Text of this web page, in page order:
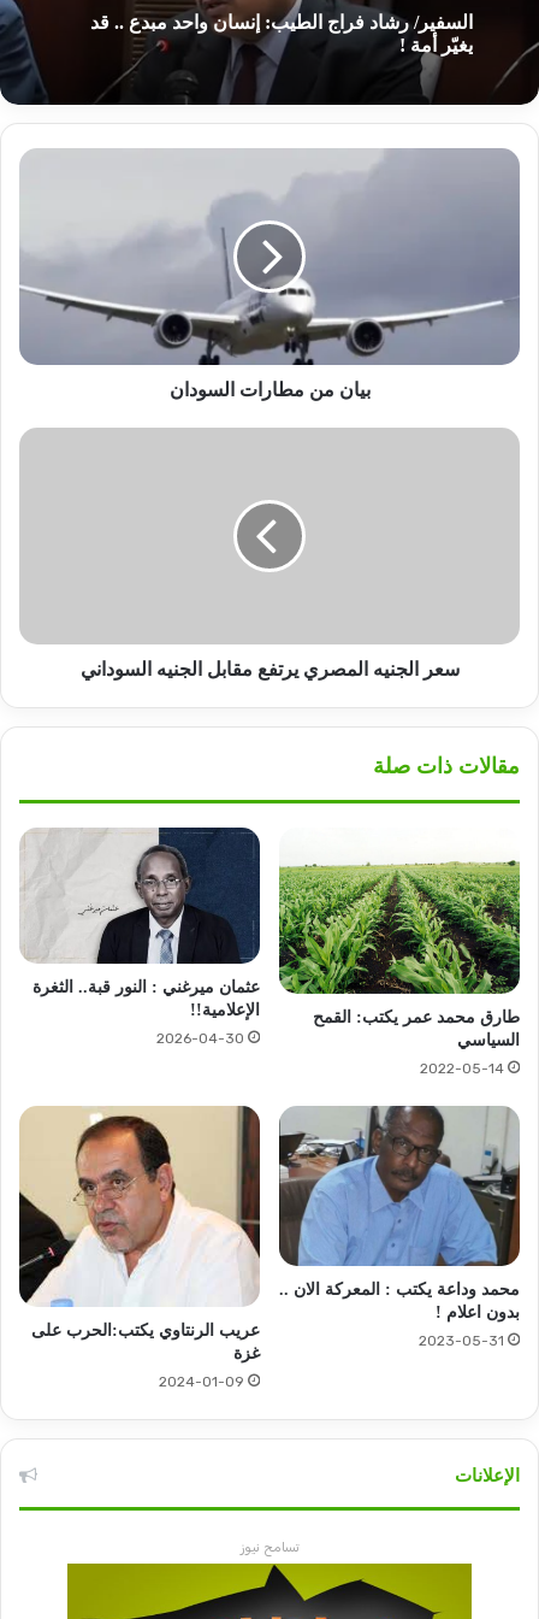
السفير/ رشاد فراج الطيب: إنسان واحد مبدع .. قد
يغيّر أمة !
بيان
بيان من مطارات السودان
سعر
سعر الجنيه المصري يرتفع مقابل الجنيه السوداني
مقالات ذات صلة
طارق محمد عمر يكتب: القمح
السياسي
2022-05-14
عثمان ميرغني : النور قبة.. الثغرة
الإعلامية!!
2026-04-30
محمد وداعة يكتب : المعركة الان ..
بدون اعلام !
2023-05-31
عريب الرنتاوي يكتب:الحرب على
غزة
2024-01-09
الإعلانات
تسامح نيوز